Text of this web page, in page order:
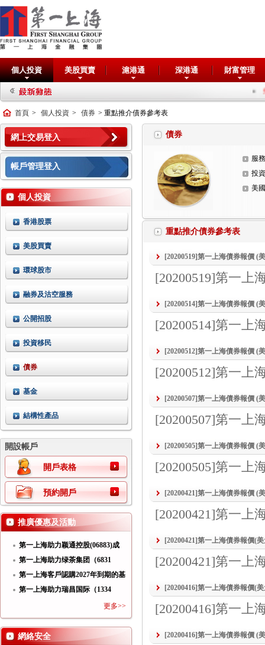
個人投資 美股買賣 滬港通 深港通 財富管理
抽
首頁 > 個人投資 > 債券 > 重點推介債券參考表
網上交易登入
帳戶管理登入
個人投資
香港股票
美股買賣
環球股市
融券及沽空服務
公開招股
投資移民
債券
基金
結構性產品
開設帳戶
開戶表格
預約開戶
推廣優惠及活動
第一上海助力颖通控股(06883)成
功
第一上海助力绿茶集团（6831
HK）
第一上海客戶認購2027年到期的基
第一上海助力瑞昌国际（1334
更多>>
網絡安全
債券
服
投
美
重點推介債券參考表
[20200519]第一上海債券報價 (
[20200519]第一上
[20200514]第一上海債券報價 (
[20200514]第一上
[20200512]第一上海債券報價 (
[20200512]第一上
[20200507]第一上海債券報價 (
[20200507]第一上
[20200505]第一上海債券報價 (
[20200505]第一上
[20200421]第一上海債券報價 (
[20200421]第一上
[20200421]第一上海債券報價(
[20200421]第一上
[20200416]第一上海債券報價(
[20200416]第一上
[20200416]第一上海債券報價 (